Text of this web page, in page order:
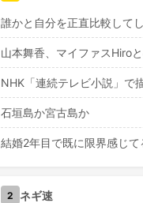
誰かと自分を正直比較して
山本舞香、マイファスHiro
NHK「連続テレビ小説」で
石垣島か宮古島か
結婚2年目で既に限界感じて
2 ネギ速